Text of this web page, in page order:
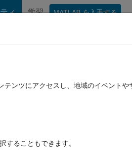
ィ 学習 MATLAB を入手する
関する FAQ
bode plot
ンツにアクセスし、地域のイベント
することもできます。